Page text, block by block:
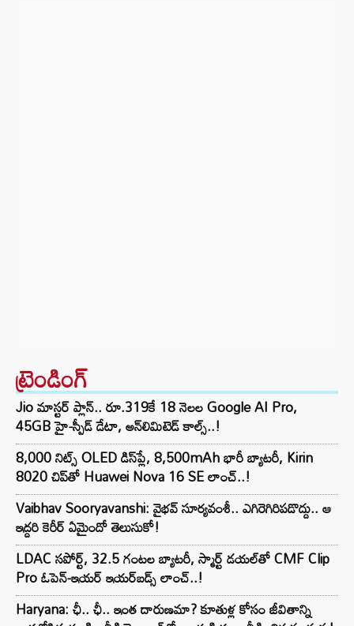
ట్రెండింగ్‌
Jio మాస్టర్ ప్లాన్.. రూ.319కే 18 నెలల Google AI Pro,
45GB హై-స్పీడ్ డేటా, అన్⁭లిమిటెడ్ కాల్స్..!
8,000 నిట్స్ OLED డిస్‌ప్లే, 8,500mAh భారీ బ్యాటరీ, Kirin
8020 చిప్‌తో Huawei Nova 16 SE లాంచ్..!
Vaibhav Sooryavanshi: వైభవ్ సూర్యవంశీ.. ఎగిరెగిరిపడొద్దు.. ఆ
ఇద్దరి కెరీర్ ఏమైందో తెలుసుకో!
LDAC సపోర్ట్, 32.5 గంటల బ్యాటరీ, స్మార్ట్ డయల్‌తో CMF Clip
Pro ఓపెన్-ఇయర్ ఇయర్‌బడ్స్ లాంచ్..!
Haryana: ఛీ.. ఛీ.. ఇంత దారుణమా? కూతుళ్ల కోసం జీవితాన్ని